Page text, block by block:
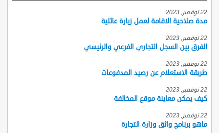
22 نوفمبر, 2023
مدة صلاحية الاقامة لعمل زيارة عائلية
22 نوفمبر, 2023
الفرق بين السجل التجاري الفرعي والرئيسي
22 نوفمبر, 2023
طريقة الاستعلام عن رصيد المدفوعات
22 نوفمبر, 2023
كيف يمكن معاينة موقع المخالفة
22 نوفمبر, 2023
ماهو برنامج واثق وزارة التجارة